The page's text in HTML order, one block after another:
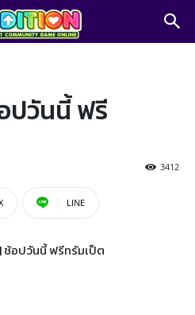
วันนี้ ฟรี
3412
LINE